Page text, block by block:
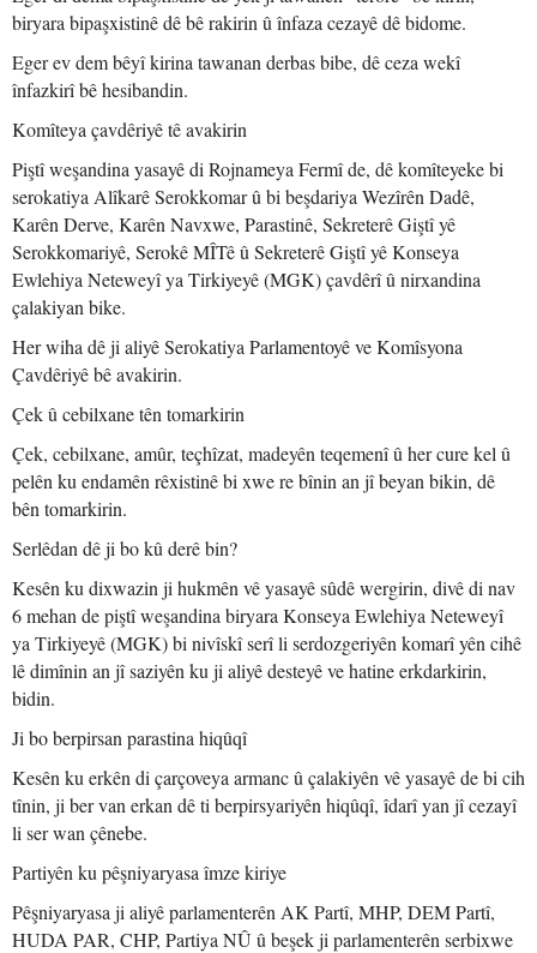
biryara bipaşxistinê dê bê rakirin û înfaza cezayê dê bidome.
Eger ev dem bêyî kirina tawanan derbas bibe, dê ceza wekî
înfazkirî bê hesibandin.
Komîteya çavdêriyê tê avakirin
Piştî weşandina yasayê di Rojnameya Fermî de, dê komîteyeke bi
serokatiya Alîkarê Serokkomar û bi beşdariya Wezîrên Dadê,
Karên Derve, Karên Navxwe, Parastinê, Sekreterê Giştî yê
Serokkomariyê, Serokê MÎTê û Sekreterê Giştî yê Konseya
Ewlehiya Neteweyî ya Tirkiyeyê (MGK) çavdêrî û nirxandina
çalakiyan bike.
Her wiha dê ji aliyê Serokatiya Parlamentoyê ve Komîsyona
Çavdêriyê bê avakirin.
Çek û cebilxane tên tomarkirin
Çek, cebilxane, amûr, teçhîzat, madeyên teqemenî û her cure kel û
pelên ku endamên rêxistinê bi xwe re bînin an jî beyan bikin, dê
bên tomarkirin.
Serlêdan dê ji bo kû derê bin?
Kesên ku dixwazin ji hukmên vê yasayê sûdê wergirin, divê di nav
6 mehan de piştî weşandina biryara Konseya Ewlehiya Neteweyî
ya Tirkiyeyê (MGK) bi nivîskî serî li serdozgeriyên komarî yên cihê
lê dimînin an jî saziyên ku ji aliyê desteyê ve hatine erkdarkirin,
bidin.
Ji bo berpirsan parastina hiqûqî
Kesên ku erkên di çarçoveya armanc û çalakiyên vê yasayê de bi cih
tînin, ji ber van erkan dê ti berpirsyariyên hiqûqî, îdarî yan jî cezayî
li ser wan çênebe.
Partiyên ku pêşniyaryasa îmze kiriye
Pêşniyaryasa ji aliyê parlamenterên AK Partî, MHP, DEM Partî,
HUDA PAR, CHP, Partiya NÛ û beşek ji parlamenterên serbixwe